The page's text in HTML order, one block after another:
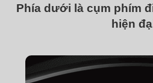
Phía dưới là cụm phím
hiện